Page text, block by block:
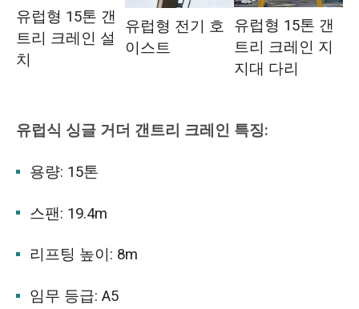
유럽형 15톤 갠
트리 크레인 설
치
유럽형 전기 호
이스트
유럽형 15톤 갠
트리 크레인 지
지대 다리
유럽식 싱글 거더 갠트리 크레인 특징:
용량: 15톤
스팬: 19.4m
리프팅 높이: 8m
임무 등급: A5